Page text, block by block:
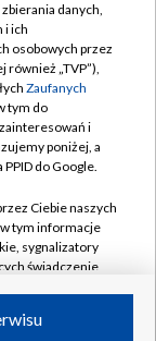
w likwidacji
danych,
i ich
osobowych przez
również „TVP”),
Zaufanych
tym do
i
poniżej, a
do Google.
Ciebie naszych
tym informacje
sygnalizatory
świadczenie